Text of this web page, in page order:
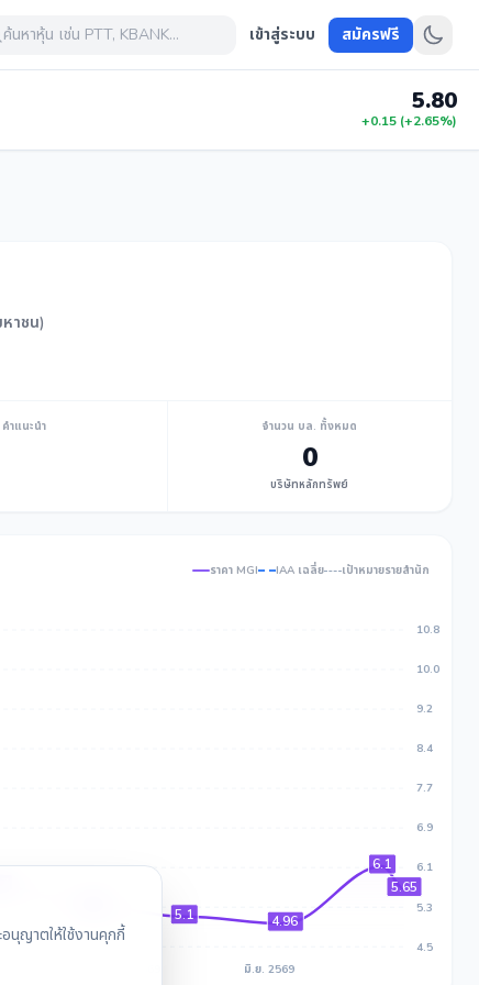
ค้นหาหุ้น เช่น PTT, KBANK... เข้าสู่ระบบ สมัครฟรี
5.80
+0.15 (+2.65%)
าชน)
คำแนะนำ จำนวน บล. ทั้งหมด
0
บริษัทหลักทรัพย์
ราคา MGI IAA เฉลี่ย เป้าหมายรายสำนัก
10.8
10.0
9.2
8.4
7.7
6.9
6.1
5.3
4.5
5.1 4.96
6.1
5.65
มิ.ย. 2569
นุญาตให้ใช้งานคุกกี้